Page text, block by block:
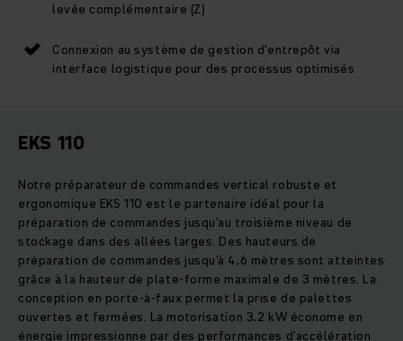
levée complémentaire (Z)
Connexion au système de gestion d'entrepôt via
interface logistique pour des processus optimisés
EKS 110
Notre préparateur de commandes vertical robuste et
ergonomique EKS 110 est le partenaire idéal pour la
préparation de commandes jusqu’au troisième niveau de
stockage dans des allées larges. Des hauteurs de
préparation de commandes jusqu’à 4,6 mètres sont atteintes
grâce à la hauteur de plate-forme maximale de 3 mètres. La
conception en porte-à-faux permet la prise de palettes
ouvertes et fermées. La motorisation 3,2 kW économe en
énergie impressionne par des performances d'accélération